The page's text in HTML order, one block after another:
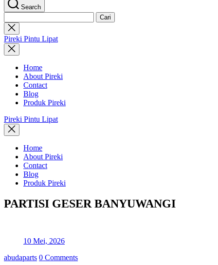
Search
untuk:
Close
search
Pireki Pintu Lipat
Home
About Pireki
Contact
Blog
Produk Pireki
Pireki Pintu Lipat
Home
About Pireki
Contact
Blog
Produk Pireki
PARTISI GESER BANYUWANGI
10 Mei, 2026
abudaparts 0 Comments